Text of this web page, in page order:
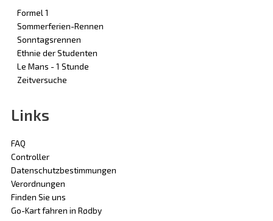
Formel 1
Sommerferien-Rennen
Sonntagsrennen
Ethnie der Studenten
Le Mans - 1 Stunde
Zeitversuche
Links
FAQ
Controller
Datenschutzbestimmungen
Verordnungen
Finden Sie uns
Go-Kart fahren in Rødby